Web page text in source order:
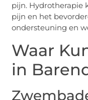
pijn. Hydrotherapie
pijn en het
ondersteuning en
Waar
in